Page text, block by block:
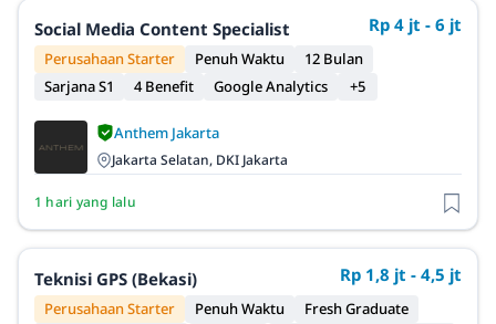
Social Media Content Specialist Rp 4 jt - 6 jt
Perusahaan Starter Penuh Waktu
12 Bulan
Sarjana S1
4 Benefit Google Analytics +5
Anthem Jakarta
Jakarta Selatan, DKI Jakarta
1 hari yang lalu
Teknisi GPS (Bekasi) Rp 1,8 jt - 4,5 jt
Perusahaan Starter Penuh Waktu
Fresh Graduate